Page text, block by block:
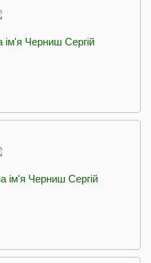
ім'я Черниш Сергій
ім'я Черниш Сергій